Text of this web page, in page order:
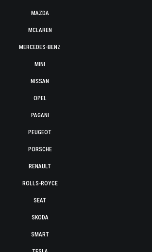
MAZDA
MCLAREN
MERCEDES-BENZ
MINI
NISSAN
OPEL
PAGANI
PEUGEOT
PORSCHE
RENAULT
ROLLS-ROYCE
SEAT
SKODA
SMART